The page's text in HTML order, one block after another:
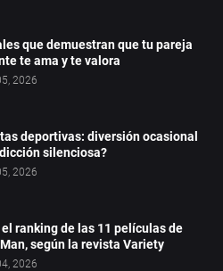
que demuestran que tu pareja
te ama y te valora
2026
deportivas: diversión ocasional
silenciosa?
2026
el ranking de las 11 películas de
según la revista Variety
2026